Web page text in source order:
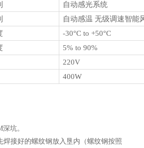
自动感光系统
自动感温 无级调速智能
-30°C to +50°C
5% to90%
220V
400W
坑。
焊接好的螺纹钢放入垦内（螺纹钢按照